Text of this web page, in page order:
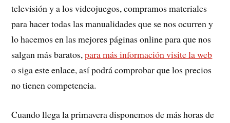
televisión y a los videojuegos, compramos materiales
para hacer todas las manualidades que se nos ocurren y
lo hacemos en las mejores páginas online para que nos
salgan más baratos,para más información visite la web
o siga este enlace, así podrá comprobar que los precios
no tienen competencia.
Cuando llega la primavera disponemos de más horas de